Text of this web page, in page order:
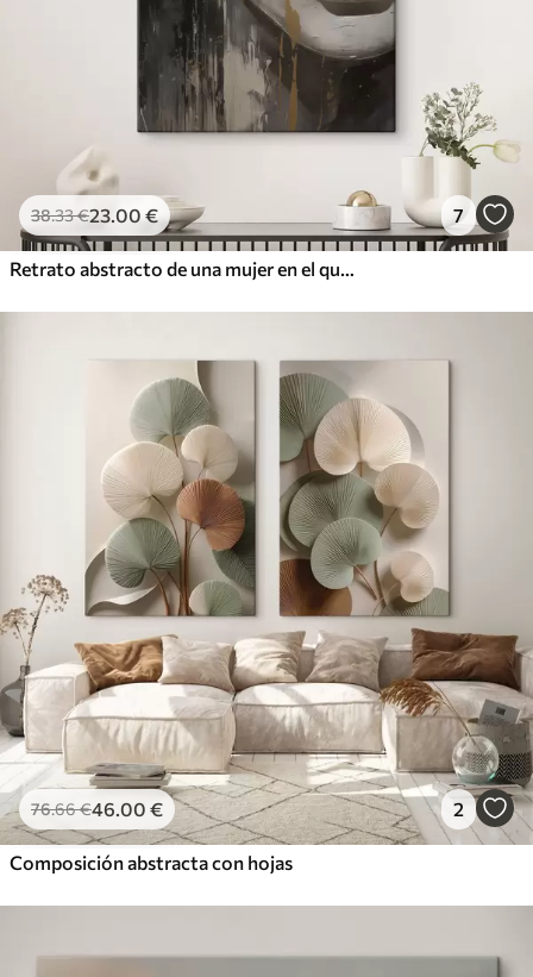
38.33€23.00 € 7
Retrato abstracto de una mujer en el que destacan los ojos y los labios cerrados, realizado en tonos blanco y negro con dinámicas pinceladas de colores cálidos
76.66€46.00 € 2
Composición abstracta con hojas